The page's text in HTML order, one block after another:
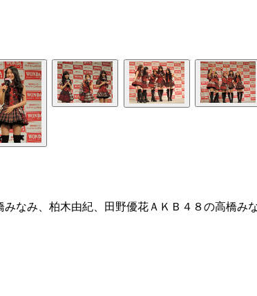
なみ、柏木由紀、田野優花ＡＫＢ４８の高橋み